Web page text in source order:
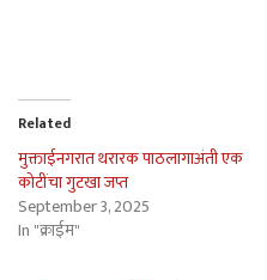
Related
मुक्ताईनगरात थरारक पाठलागाअंती एक
कोटींचा गुटखा जप्त
September 3, 2025
In "क्राईम"